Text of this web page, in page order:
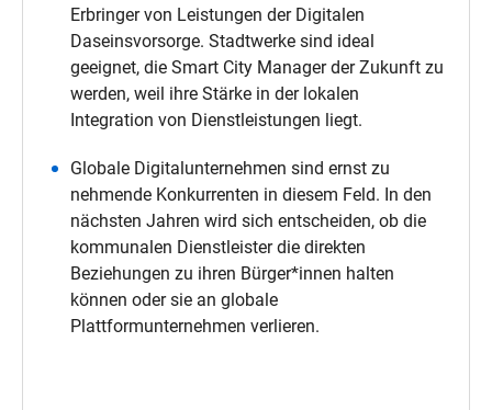
Erbringer von Leistungen der Digitalen
Daseinsvorsorge. Stadtwerke sind ideal
geeignet, die Smart City Manager der Zukunft zu
werden, weil ihre Stärke in der lokalen
Integration von Dienstleistungen liegt.
Globale Digitalunternehmen sind ernst zu
nehmende Konkurrenten in diesem Feld. In den
nächsten Jahren wird sich entscheiden, ob die
kommunalen Dienstleister die direkten
Beziehungen zu ihren Bürger*innen halten
können oder sie an globale
Plattformunternehmen verlieren.